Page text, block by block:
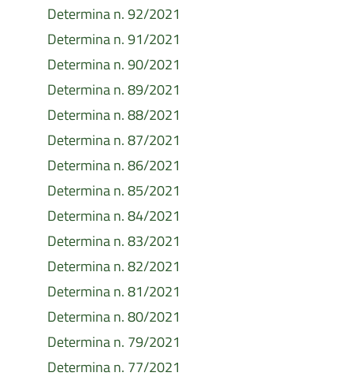
Determina n. 92/2021
Determina n. 91/2021
Determina n. 90/2021
Determina n. 89/2021
Determina n. 88/2021
Determina n. 87/2021
Determina n. 86/2021
Determina n. 85/2021
Determina n. 84/2021
Determina n. 83/2021
Determina n. 82/2021
Determina n. 81/2021
Determina n. 80/2021
Determina n. 79/2021
Determina n. 77/2021